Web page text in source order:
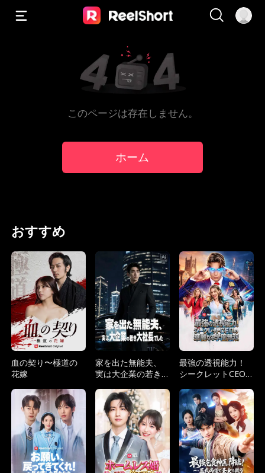
このページは存在しません。
ホーム
おすすめ
血の契り〜極道の
花嫁
家を出た無能夫、
実は大企業の若き
最強の透視能力！
シークレットCEO
双